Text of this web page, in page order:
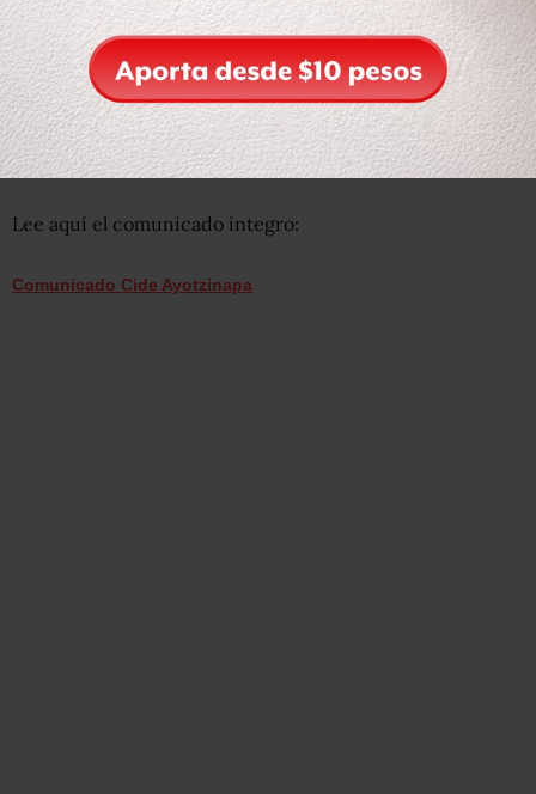
“‘Iguala no es el Estado’es el patético intento del
Procurador por minimizar lo que Ayotzinapa deja ver
sobre cómo se gobierna este país: la descarada
complicidad entre el crimen organizado y el Estado.No
fue el narcotráfico, no fue un hecho aislado, no fueron
sicarios. Fue el Estado”, señalan.
Lee aquí el comunicado íntegro:
Comunicado Cide Ayotzinapa